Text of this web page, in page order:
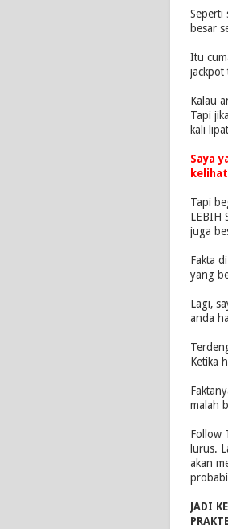
Seperti
besar
Itu
jackpot
Kalau
Tapi
kali
Saya
Tapi
LEBIH
juga
Fakta
yang
Lagi,
anda
Ketika
malah
Follow
lurus.
akan
JADI